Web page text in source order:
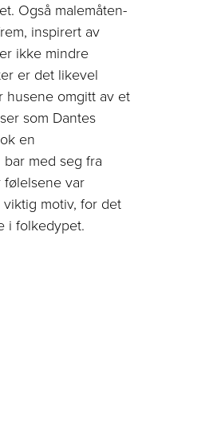
Også ­male­måten­
inspirert av
ikke mindre
er det likevel
husene omgitt av et
som Dantes
en
med seg fra
følelsene var
motiv, for det
i folkedypet.